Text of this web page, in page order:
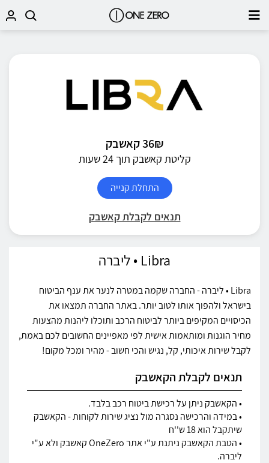
36₪ קאשבק
קליטת קאשבק תוך 24 שעות
התחלת קנייה
תנאים לקבלת קאשבק
Libra • ליברה
Libra • ליברה - החברה שקמה במטרה לנער את ענף הביטוח
בישראל ולהפוך אותו לטוב יותר. באתר החברה תמצאו את
הכיסויים המקיפים ביותר לביטוח הרכב ותוכלו ליהנות מהצעות
מחיר הוגנות ומותאמות אישית לפי מאפיינים החשובים לכם באמת,
לקבל שירות איכותי, קל, נגיש והכי חשוב - מהיר ומכל מקום!
תנאים לקבלת הקאשבק
• הקאשבק ניתן על רכישת ביטוח רכב בלבד.
• במידה והרכישה נסגרה מול נציג שירות לקוחות - הקאשבק
שיתקבל הוא 18 ש''ח
• הטבת הקאשבק ניתנת ע"י אתר OneZero קאשבק ולא ע"י
ליברה.